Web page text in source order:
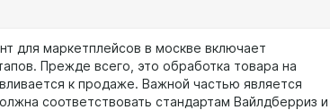
для маркетплейсов в москве включает
Прежде всего, это обработка товара на
к продаже. Важной частью является
соответствовать стандартам Вайлдберриз и